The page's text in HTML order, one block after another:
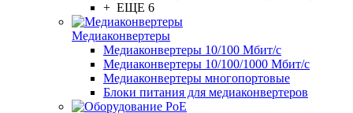
+ ЕЩЕ 6
Медиаконвертеры
Медиаконвертеры 10/100 Мбит/с
Медиаконвертеры 10/100/1000 Мбит/c
Медиаконвертеры многопортовые
Блоки питания для медиаконвертеров